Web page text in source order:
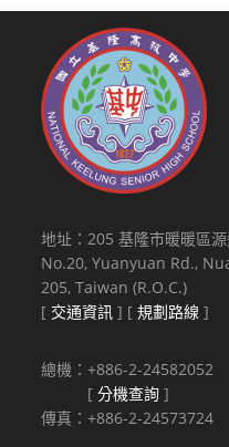
地址：205 基隆市暖暖區
No.20, Yuanyuan Rd.,
205, Taiwan (R.O.C.)
[ 交通資訊 ] [規劃路線 ]
總機：+886-2-24582052
[分機查詢 ]
傳真：+886-2-24573724